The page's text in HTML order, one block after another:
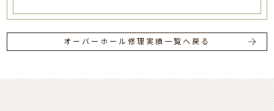
オーバーホール修理実績一覧へ戻る